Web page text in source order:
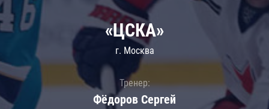
«ЦСКА»
г. Москва
Тренер:
Фёдоров Сергей